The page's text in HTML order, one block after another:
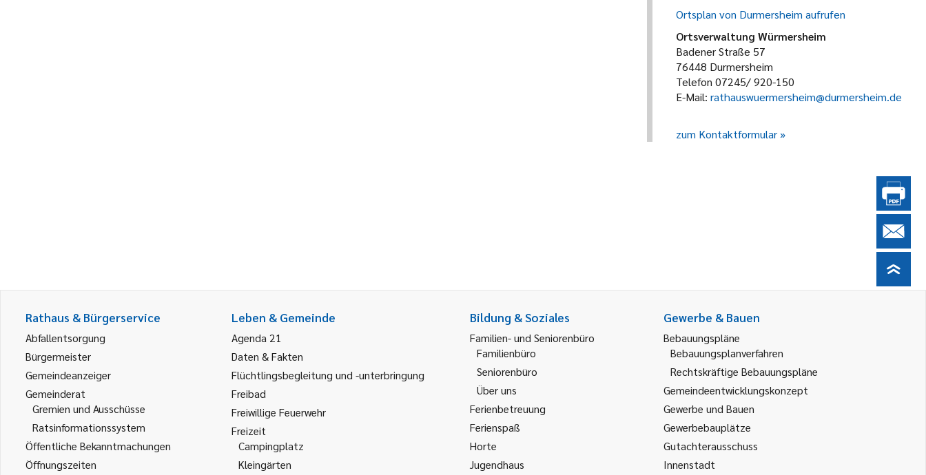
Ortsplan von Durmersheim aufrufen
Ortsverwaltung Würmersheim
Badener Straße 57
76448 Durmersheim
Telefon 07245/ 920-150
E-Mail: rathauswuermersheim@durmersheim.de
zum Kontaktformular
Rathaus & Bürgerservice
Abfallentsorgung
Bürgermeister
Gemeindeanzeiger
Gemeinderat
Gremien und Ausschüsse
Ratsinformationssystem
Öffentliche Bekanntmachungen
Öffnungszeiten
Leben & Gemeinde
Agenda 21
Daten & Fakten
Flüchtlingsbegleitung und -unterbringung
Freibad
Freiwillige Feuerwehr
Freizeit
Campingplatz
Kleingärten
Bildung & Soziales
Familien- und Seniorenbüro
Familienbüro
Seniorenbüro
Über uns
Ferienbetreuung
Ferienspaß
Horte
Jugendhaus
Gewerbe & Bauen
Bebauungspläne
Bebauungsplanverfahren
Rechtskräftige Bebauungspläne
Gemeindeentwicklungskonzept
Gewerbe und Bauen
Gewerbebauplätze
Gutachterausschuss
Innenstadt